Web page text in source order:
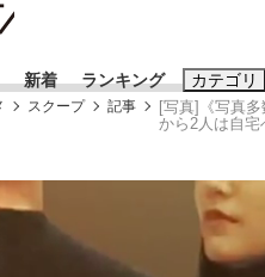
新着 ランキング カテゴリ
おすすめのキー
スクープ 記事
[写真]《写真
から2人は自宅